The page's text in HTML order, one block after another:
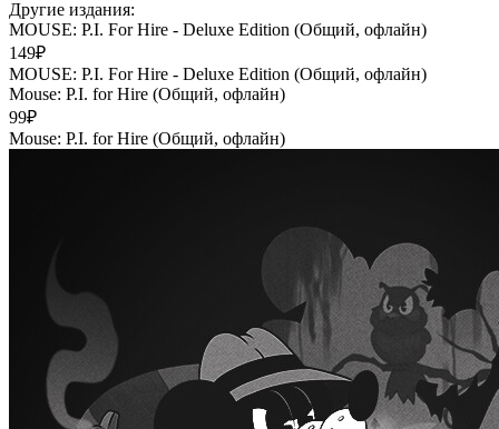
Другие издания:
MOUSE: P.I. For Hire - Deluxe Edition (Общий, офлайн)
149₽
MOUSE: P.I. For Hire - Deluxe Edition (Общий, офлайн)
Mouse: P.I. for Hire (Общий, офлайн)
99₽
Mouse: P.I. for Hire (Общий, офлайн)